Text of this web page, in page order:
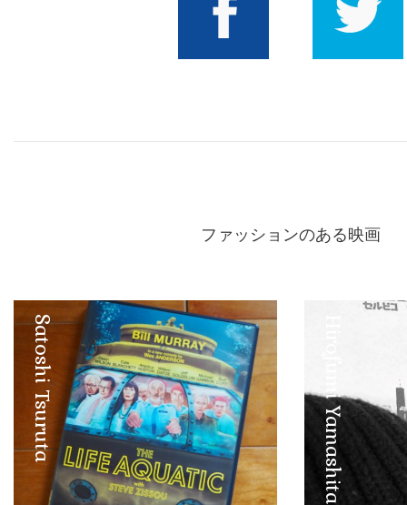
ファッションのある映画
Satoshi Tsuruta Hirofumi Yamashita